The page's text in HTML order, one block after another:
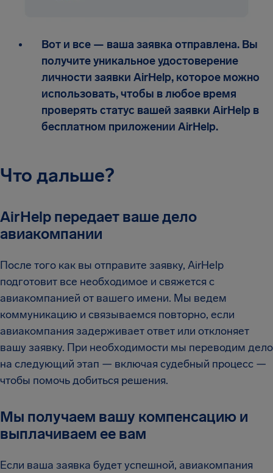
Вот и все — ваша заявка отправлена. Вы
получите уникальное удостоверение
личности заявки AirHelp, которое можно
использовать, чтобы в любое время
проверять статус вашей заявки AirHelp в
бесплатном приложении AirHelp.
Что дальше?
AirHelp передает ваше дело
авиакомпании
После того как вы отправите заявку, AirHelp
подготовит все необходимое и свяжется с
авиакомпанией от вашего имени. Мы ведем
коммуникацию и связываемся повторно, если
авиакомпания задерживает ответ или отклоняет
вашу заявку. При необходимости мы переводим дело
на следующий этап — включая судебный процесс —
чтобы помочь добиться решения.
Мы получаем вашу компенсацию и
выплачиваем ее вам
Если ваша заявка будет успешной, авиакомпания